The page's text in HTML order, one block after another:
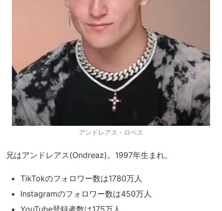
アンドレアス・ロペス
兄はアンドレアス(Ondreaz)。1997年生まれ。
TikTokのフォロワー数は1780万人
Instagramのフォロワー数は450万人